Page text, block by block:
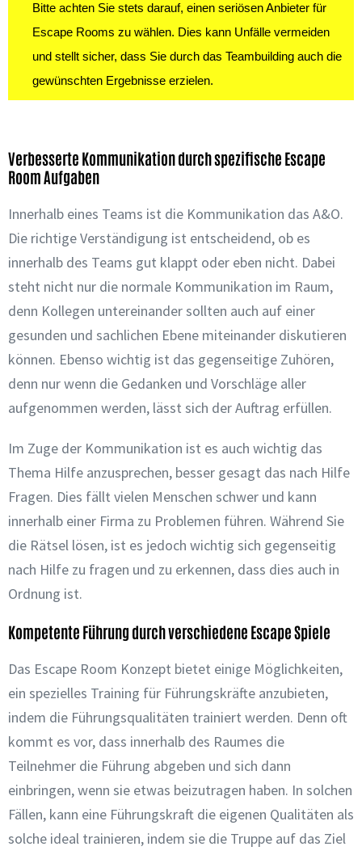
Bitte achten Sie stets darauf, einen seriösen Anbieter für
Escape Rooms zu wählen. Dies kann Unfälle vermeiden
und stellt sicher, dass Sie durch das Teambuilding auch die
gewünschten Ergebnisse erzielen.
Verbesserte Kommunikation durch spezifische Escape
Room Aufgaben
Innerhalb eines Teams ist die Kommunikation das A&O.
Die richtige Verständigung ist entscheidend, ob es
innerhalb des Teams gut klappt oder eben nicht. Dabei
steht nicht nur die normale Kommunikation im Raum,
denn Kollegen untereinander sollten auch auf einer
gesunden und sachlichen Ebene miteinander diskutieren
können. Ebenso wichtig ist das gegenseitige Zuhören,
denn nur wenn die Gedanken und Vorschläge aller
aufgenommen werden, lässt sich der Auftrag erfüllen.
Im Zuge der Kommunikation ist es auch wichtig das
Thema Hilfe anzusprechen, besser gesagt das nach Hilfe
Fragen. Dies fällt vielen Menschen schwer und kann
innerhalb einer Firma zu Problemen führen. Während Sie
die Rätsel lösen, ist es jedoch wichtig sich gegenseitig
nach Hilfe zu fragen und zu erkennen, dass dies auch in
Ordnung ist.
Kompetente Führung durch verschiedene Escape Spiele
Das Escape Room Konzept bietet einige Möglichkeiten,
ein spezielles Training für Führungskräfte anzubieten,
indem die Führungsqualitäten trainiert werden. Denn oft
kommt es vor, dass innerhalb des Raumes die
Teilnehmer die Führung abgeben und sich dann
einbringen, wenn sie etwas beizutragen haben. In solchen
Fällen, kann eine Führungskraft die eigenen Qualitäten als
solche ideal trainieren, indem sie die Truppe auf das Ziel